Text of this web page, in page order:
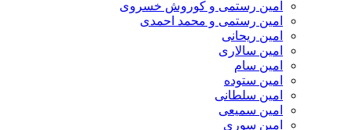
امین رستمی و کوروش خسروی
امین رستمی و محمد احمدی
امین ریحانی
امین سالاری
امین سام
امین ستوده
امین سلطانی
امین سمیعی
امین سوری